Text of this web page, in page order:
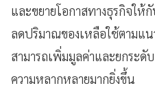
และขยายโอกาสทางธุรกิจให้
ลดปริมาณของเหลือใช้ตามแน
สามารถเพิ่มมูลค่าและยกระดั
ความหลากหลายมากยิ่งขึ้น